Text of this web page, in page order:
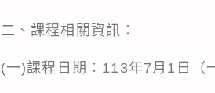
二、課程相關資訊：
(一)課程日期：113年7月1日（